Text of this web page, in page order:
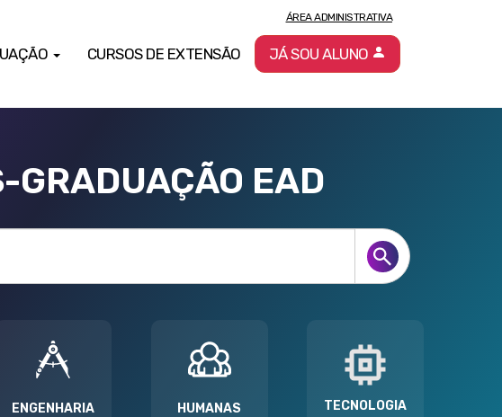
CURSOS DE EXTENSÃO
ÁREA ADMINISTRATIVA
JÁ SOU ALUNO
GRADUAÇÃO EAD
ENGENHARIA HUMANAS TECNOLOGIA